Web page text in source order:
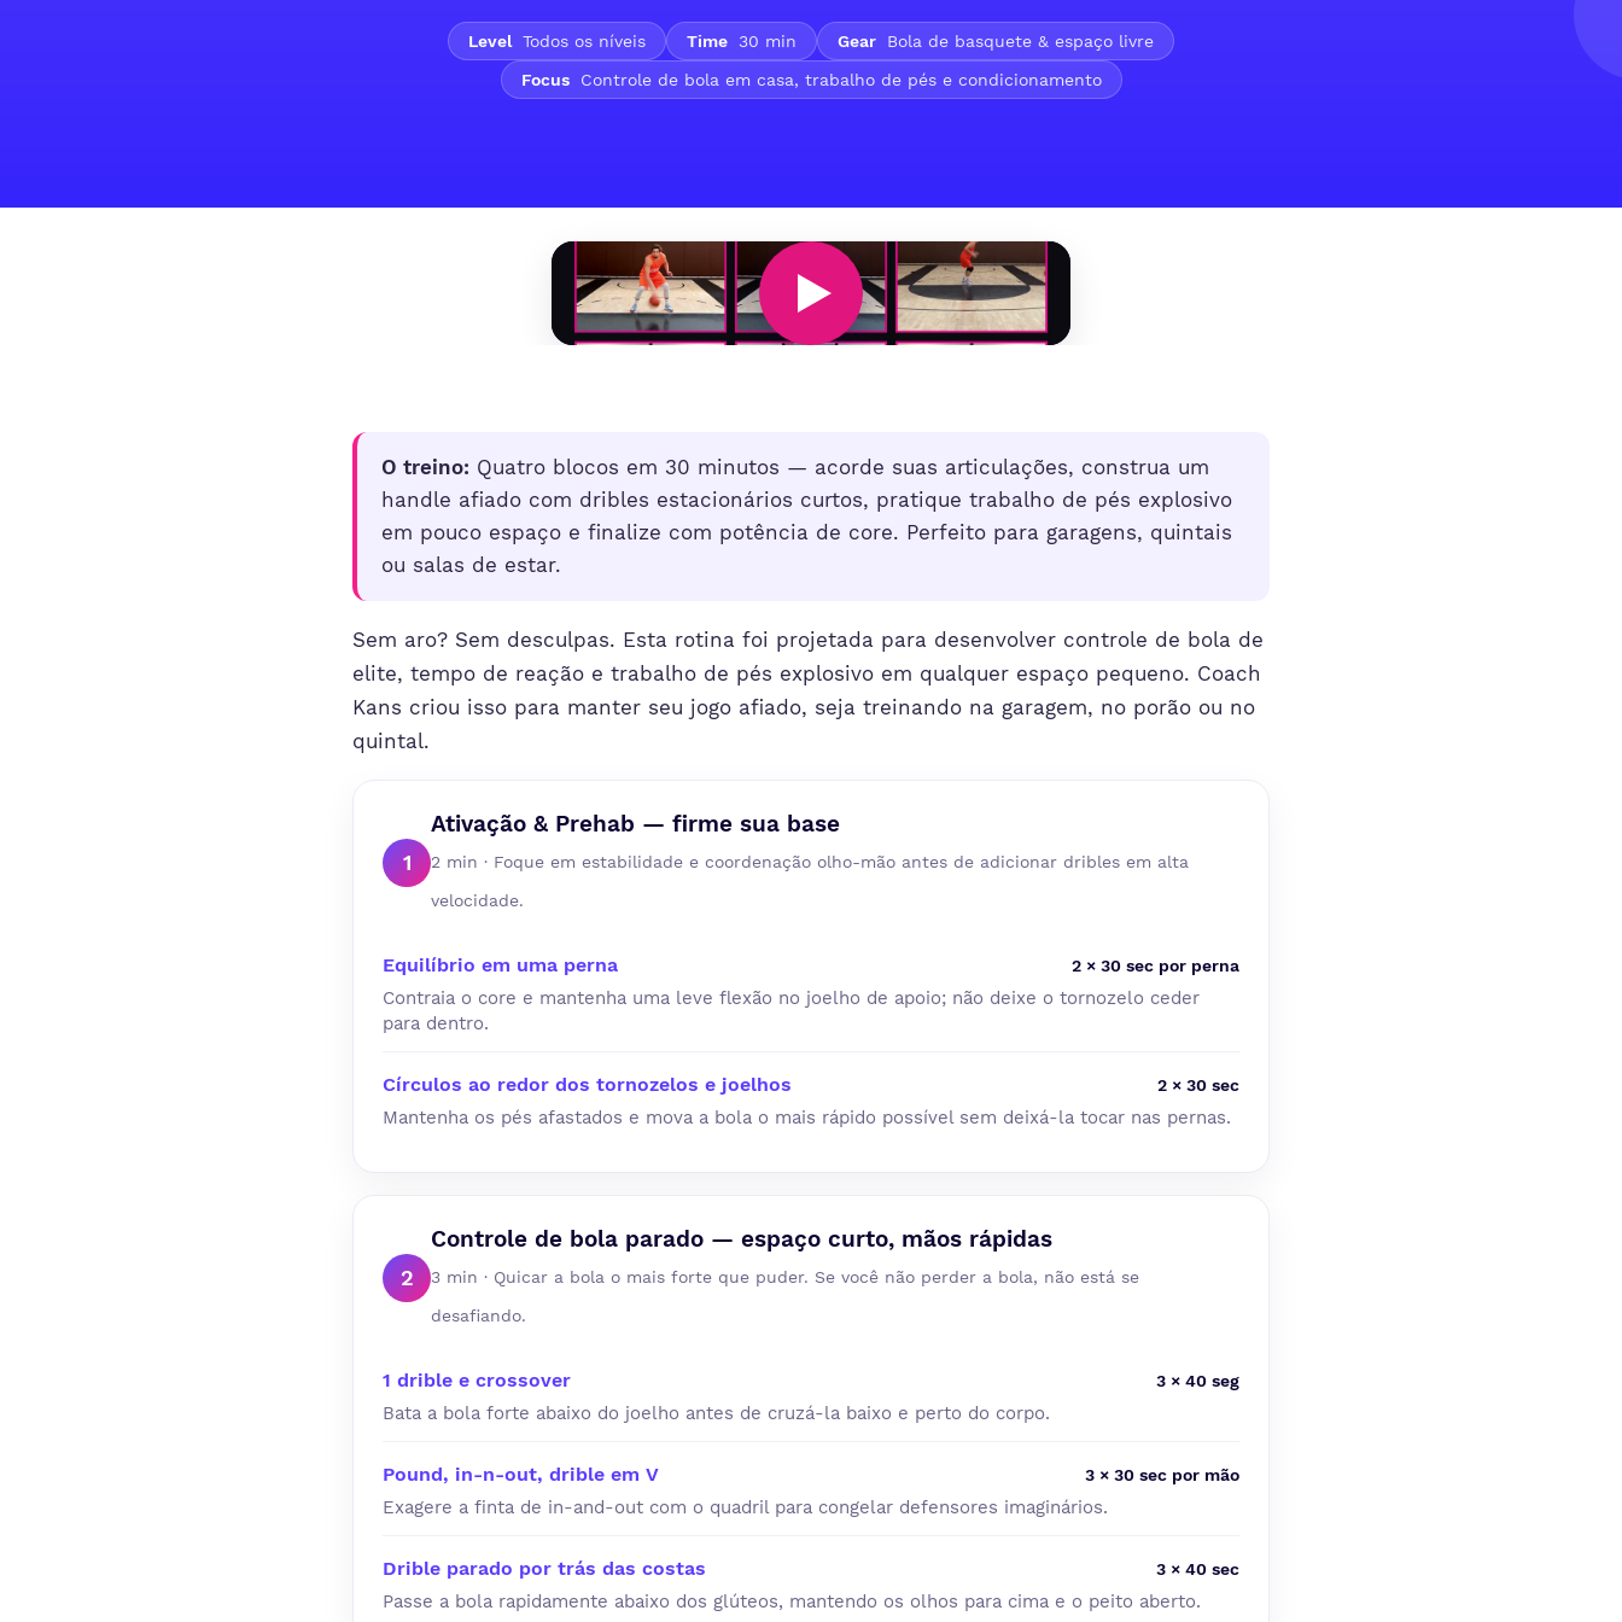
Level Todos os níveis Time 30 min Gear
Bola de basquete & espaço livre
Focus
Controle de bola em casa, trabalho de pés e condicionamento
O treino: Quatro blocos em 30 minutos — acorde suas articulações, construa um
handle afiado com dribles estacionários curtos, pratique trabalho de pés explosivo
em pouco espaço e finalize com potência de core. Perfeito para garagens, quintais
ou salas de estar.
Sem aro? Sem desculpas. Esta rotina foi projetada para desenvolver controle de bola de
elite, tempo de reação e trabalho de pés explosivo em qualquer espaço pequeno. Coach
Kans criou isso para manter seu jogo afiado, seja treinando na garagem, no porão ou no
quintal.
1
Ativação & Prehab — firme sua base
2 min · Foque em estabilidade e coordenação olho-mão antes de adicionar dribles em alta
velocidade.
Equilíbrio em uma perna 2 × 30 sec por perna
Contraia o core e mantenha uma leve flexão no joelho de apoio; não deixe o tornozelo ceder
para dentro.
Círculos ao redor dos tornozelos e joelhos 2 × 30 sec
Mantenha os pés afastados e mova a bola o mais rápido possível sem deixá-la tocar nas pernas.
2
Controle de bola parado — espaço curto, mãos rápidas
3 min · Quicar a bola o mais forte que puder. Se você não perder a bola, não está se
desafiando.
1 drible e crossover 3 × 40 seg
Bata a bola forte abaixo do joelho antes de cruzá-la baixo e perto do corpo.
Pound, in-n-out, drible em V 3 × 30 sec por mão
Exagere a finta de in-and-out com o quadril para congelar defensores imaginários.
Drible parado por trás das costas 3 × 40 sec
Passe a bola rapidamente abaixo dos glúteos, mantendo os olhos para cima e o peito aberto.